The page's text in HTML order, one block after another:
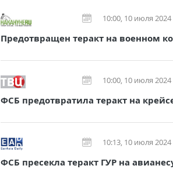
10:00, 10 июля 2024
Предотвращен теракт на военном
10:00, 10 июля 2024
ФСБ предотвратила теракт на
10:13, 10 июля 2024
ФСБ пресекла теракт ГУР на